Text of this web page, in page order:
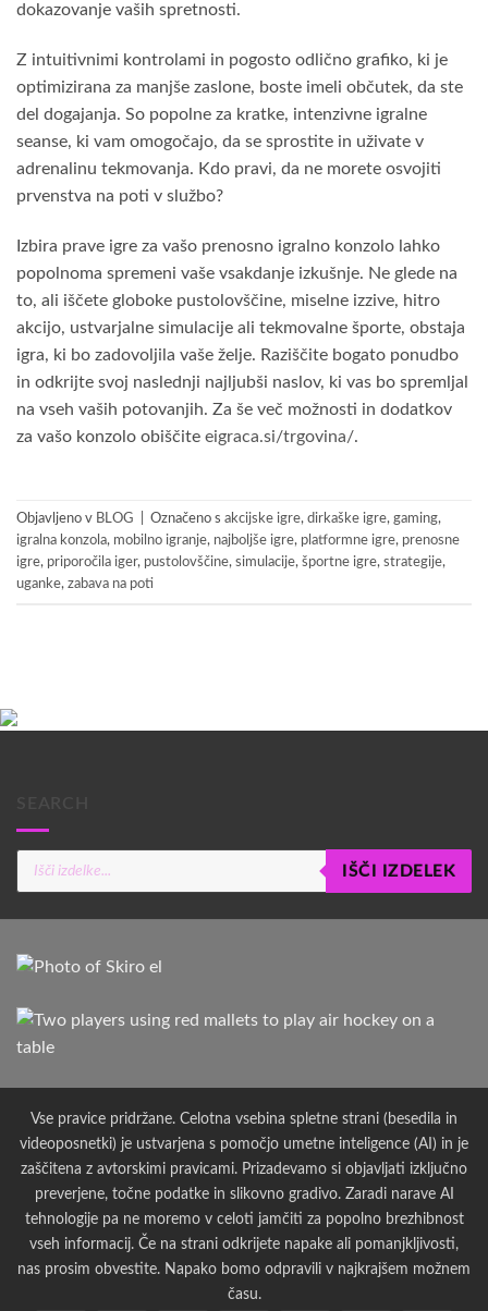
dokazovanje vaših spretnosti.
Z intuitivnimi kontrolami in pogosto odlično grafiko, ki je
optimizirana za manjše zaslone, boste imeli občutek, da ste
del dogajanja. So popolne za kratke, intenzivne igralne
seanse, ki vam omogočajo, da se sprostite in uživate v
adrenalinu tekmovanja. Kdo pravi, da ne morete osvojiti
prvenstva na poti v službo?
Izbira prave igre za vašo prenosno igralno konzolo lahko
popolnoma spremeni vaše vsakdanje izkušnje. Ne glede na
to, ali iščete globoke pustolovščine, miselne izzive, hitro
akcijo, ustvarjalne simulacije ali tekmovalne športe, obstaja
igra, ki bo zadovoljila vaše želje. Raziščite bogato ponudbo
in odkrijte svoj naslednji najljubši naslov, ki vas bo spremljal
na vseh vaših potovanjih. Za še več možnosti in dodatkov
za vašo konzolo obiščite eigraca.si/trgovina/.
Objavljeno v BLOG Označeno s akcijske igre, dirkaške igre, gaming,
igralna konzola, mobilno igranje, najboljše igre, platformne igre, prenosne
igre, priporočila iger, pustolovščine, simulacije, športne igre, strategije,
uganke, zabava na poti
Products
search
IŠČI IZDELEK
Vse pravice pridržane. Celotna vsebina spletne strani (besedila in
videoposnetki) je ustvarjena s pomočjo umetne inteligence (AI) in je
zaščitena z avtorskimi pravicami. Prizadevamo si objavljati izključno
preverjene, točne podatke in slikovno gradivo. Zaradi narave AI
tehnologije pa ne moremo v celoti jamčiti za popolno brezhibnost
vseh informacij. Če na strani odkrijete napake ali pomanjkljivosti,
nas prosim obvestite. Napako bomo odpravili v najkrajšem možnem
času.